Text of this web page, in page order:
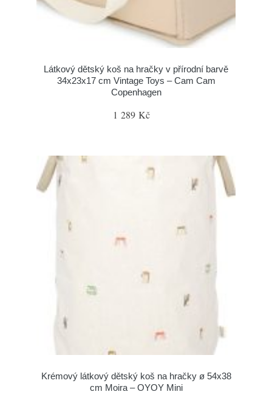
Látkový dětský koš na hračky v přírodní barvě
34x23x17 cm Vintage Toys – Cam Cam
Copenhagen
1 289 Kč
Krémový látkový dětský koš na hračky ø 54x38
cm Moira – OYOY Mini